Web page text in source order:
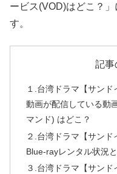
ービス(VOD)はどこ？
す。
記事
１.台湾ドラマ【サン
動画が配信している動
マンド) はどこ？
２.台湾ドラマ【サンド
Blue-rayレンタル状況
３.台湾ドラマ【サンド